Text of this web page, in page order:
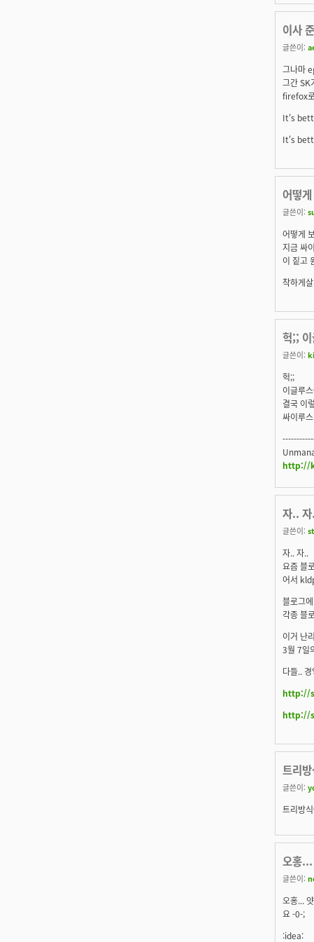
이사
글쓴이:
그나마
그간 SK
firefox로
It's
It's
어떻
글쓴이:
어떻게
지금 싸
이 짙고
착하게
헉;; 이
글쓴이:
헉;;
이글루
결국 이
싸이루
http://
자..
글쓴이:
자.. 자..
요즘 블
어서
블로그
각종 블
이거 난
3월 7일
다들..
http://
http://
트리
글쓴이:
트리방
오홍...
글쓴이:
오홍...
요 -0-;
:idea: